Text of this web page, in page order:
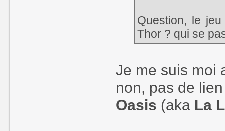
Question, le
Thor ? qui se
Je me suis moi
non, pas de
Oasis (aka La